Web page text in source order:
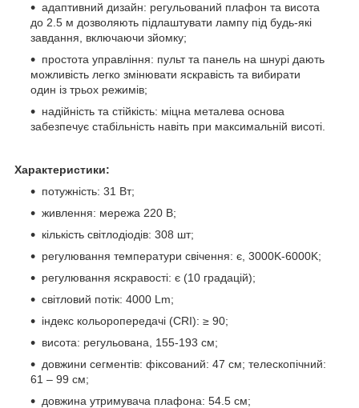
адаптивний дизайн: регульований плафон та висота
до 2.5 м дозволяють підлаштувати лампу під будь-які
завдання, включаючи зйомку;
простота управління: пульт та панель на шнурі дають
можливість легко змінювати яскравість та вибирати
один із трьох режимів;
надійність та стійкість: міцна металева основа
забезпечує стабільність навіть при максимальній висоті.
Характеристики:
потужність: 31 Вт;
живлення: мережа 220 В;
кількість світлодіодів: 308 шт;
регулювання температури свічення: є, 3000K-6000K;
регулювання яскравості: є (10 градацій);
світловий потік: 4000 Lm;
індекс кольоропередачі (CRI): ≥ 90;
висота: регульована, 155-193 см;
довжини сегментів: фіксований: 47 см; телескопічний:
61 – 99 см;
довжина утримувача плафона: 54.5 см;